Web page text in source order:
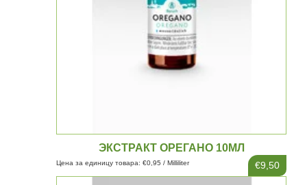
ЭКСТРАКТ ОРЕГАНО 10МЛ
€9,50
Цена за единицу товара: €0,95 / Milliliter